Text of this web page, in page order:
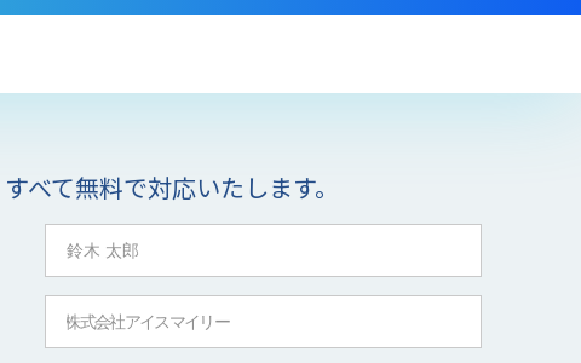
すべて無料で対応いたします。